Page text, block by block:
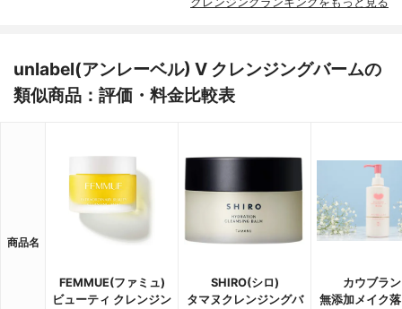
unlabel(アンレーベル) V クレンジングバームの
類似商品：評価・料金比較表
商品名
FEMMUE(ファミュ)
ビューティ クレンジン
SHIRO(シロ)
タマヌクレンジングバ
カウブラ
無添加メイク